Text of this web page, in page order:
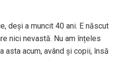
deși a muncit 40 ani. E născut
nici nevastă. Nu am înțeles
asta acum, având și copii, însă